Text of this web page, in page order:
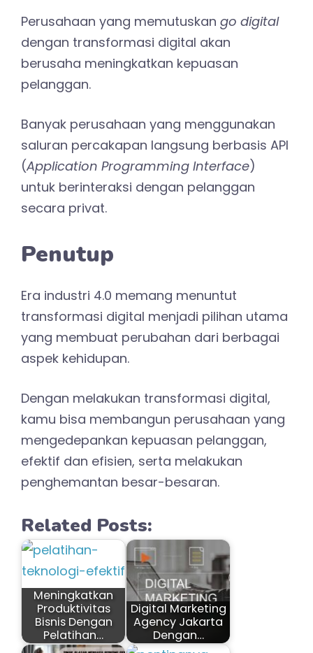
Perusahaan yang memutuskan go digital
dengan transformasi digital akan
berusaha meningkatkan kepuasan
pelanggan.
Banyak perusahaan yang menggunakan
saluran percakapan langsung berbasis API
(Application Programming Interface)
untuk berinteraksi dengan pelanggan
secara privat.
Penutup
Era industri 4.0 memang menuntut
transformasi digital menjadi pilihan utama
yang membuat perubahan dari berbagai
aspek kehidupan.
Dengan melakukan transformasi digital,
kamu bisa membangun perusahaan yang
mengedepankan kepuasan pelanggan,
efektif dan efisien, serta melakukan
penghemantan besar-besaran.
Related Posts:
Meningkatkan
Produktivitas
Bisnis Dengan
Pelatihan…
Digital Marketing
Agency Jakarta
Dengan…